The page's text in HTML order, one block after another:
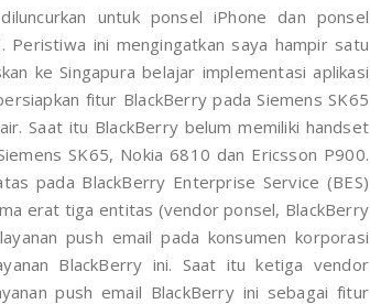
untuk ponsel iPhone dan ponsel
ini mengingatkan saya hampir satu
ke Singapura belajar implementasi aplikasi
fitur BlackBerry pada Siemens SK65
Saat itu BlackBerry belum memiliki handset
SK65, Nokia 6810 dan Ericsson P900.
pada BlackBerry Enterprise Service (BES)
erat tiga entitas (vendor ponsel, BlackBerry
push email pada konsumen korporasi
BlackBerry ini. Saat itu ketiga vendor
push email BlackBerry ini sebagai fitur